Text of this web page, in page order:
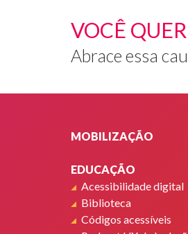
VOCÊ
Abrace essa
MOBILIZAÇÃO
EDUCAÇÃO
Acessibilidade digital
Biblioteca
Códigos acessíveis